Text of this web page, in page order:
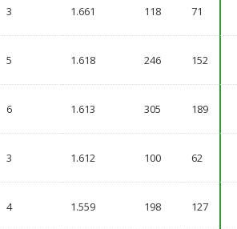
3 1.661 118 71
5 1.618 246 152
6 1.613 305 189
3 1.612 100 62
4 1.559 198 127